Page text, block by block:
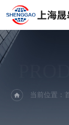
当前位置：